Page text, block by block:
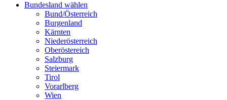
Bundesland wählen
Bund/Österreich
Burgenland
Kärnten
Niederösterreich
Oberöstereich
Salzburg
Steiermark
Tirol
Vorarlberg
Wien